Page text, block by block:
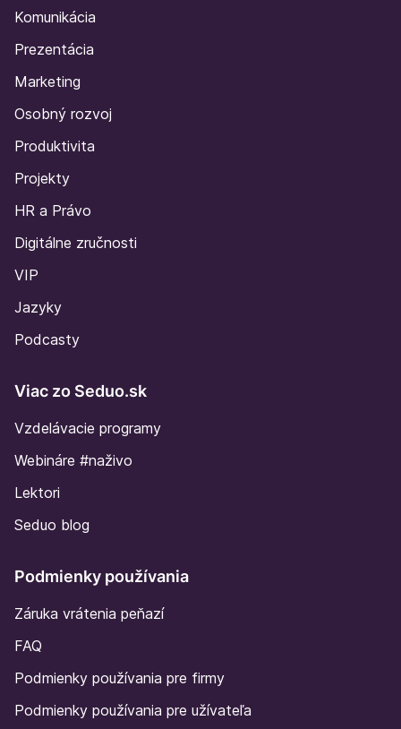
Komunikácia
Prezentácia
Marketing
Osobný rozvoj
Produktivita
Projekty
HR a Právo
Digitálne zručnosti
VIP
Jazyky
Podcasty
Viac zo Seduo.sk
Vzdelávacie programy
Webináre #naživo
Lektori
Seduo blog
Podmienky používania
Záruka vrátenia peňazí
FAQ
Podmienky používania pre firmy
Podmienky používania pre užívateľa